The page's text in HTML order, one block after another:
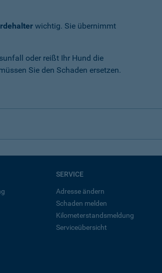
wichtig. Sie übernimmt
oder reißt Ihr Hund die
Sie den Schaden ersetzen.
SERVICE
Adresse ändern
Schaden melden
Kilometerstandsmeldung
Serviceübersicht